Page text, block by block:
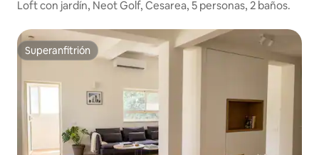
Loft con jardín, Neot Golf, Cesarea, 5 personas, 2 baños.
Superanfitrión
Superanfitrión